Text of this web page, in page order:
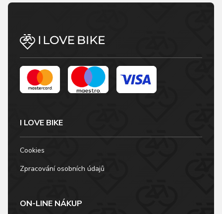
I LOVE BIKE
Cookies
Zpracování osobních údajů
ON-LINE NÁKUP